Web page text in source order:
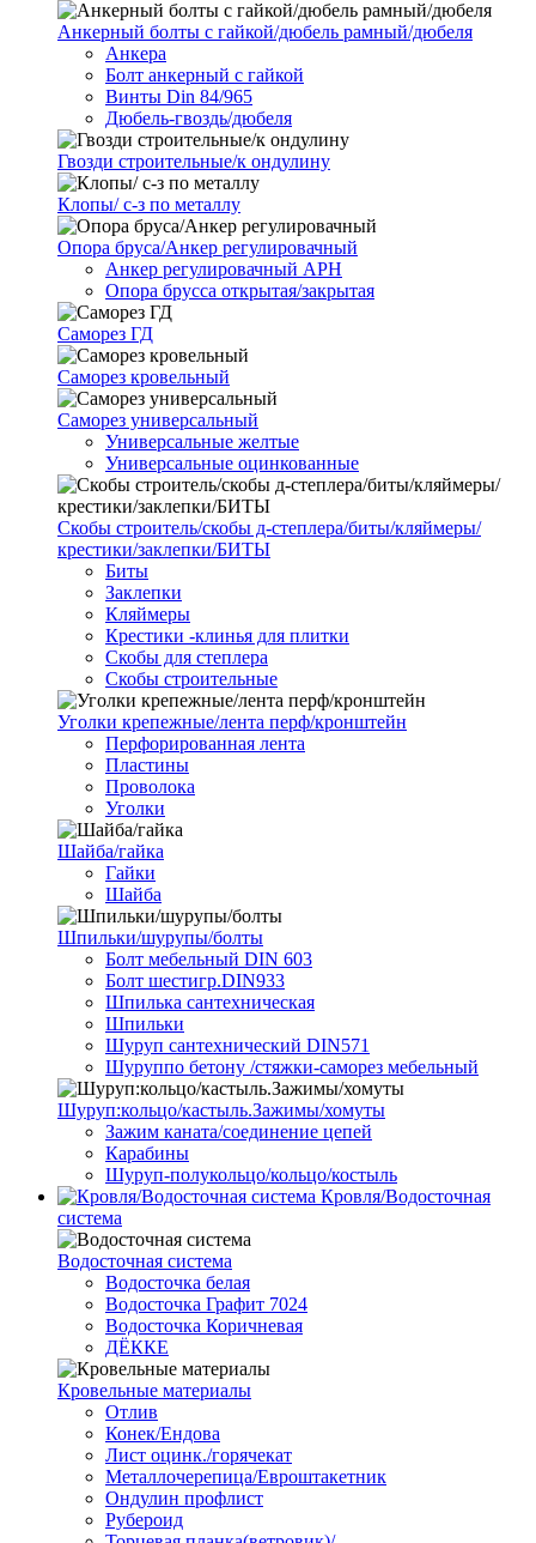
Анкерный болты с гайкой/дюбель рамный/дюбеля
Анкера
Болт анкерный с гайкой
Винты Din 84/965
Дюбель-гвоздь/дюбеля
Гвозди строительные/к ондулину
Клопы/ с-з по металлу
Опора бруса/Анкер регулировачный
Анкер регулировачный АРН
Опора брусса открытая/закрытая
Саморез ГД
Саморез кровельный
Саморез универсальный
Универсальные желтые
Универсальные оцинкованные
Скобы строитель/скобы д-степлера/биты/кляймеры/
крестики/заклепки/БИТЫ
Биты
Заклепки
Кляймеры
Крестики -клинья для плитки
Скобы для степлера
Скобы строительные
Уголки крепежные/лента перф/кронштейн
Перфорированная лента
Пластины
Проволока
Уголки
Шайба/гайка
Гайки
Шайба
Шпильки/шурупы/болты
Болт мебельный DIN 603
Болт шестигр.DIN933
Шпилька сантехническая
Шпильки
Шуруп сантехнический DIN571
Шуруппо бетону /стяжки-саморез мебельный
Шуруп:кольцо/кастыль.Зажимы/хомуты
Зажим каната/соединение цепей
Карабины
Шуруп-полукольцо/кольцо/костыль
Кровля/Водосточная
система
Водосточная система
Водосточка белая
Водосточка Графит 7024
Водосточка Коричневая
ДЁККЕ
Кровельные материалы
Отлив
Конек/Ендова
Лист оцинк./горячекат
Металлочерепица/Евроштакетник
Ондулин профлист
Рубероид